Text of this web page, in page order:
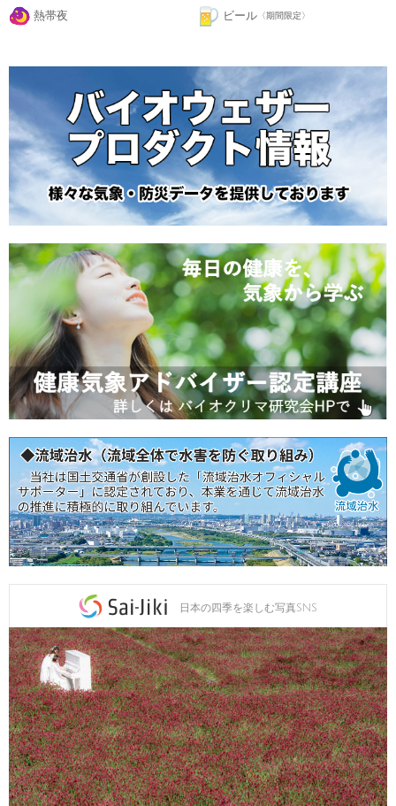
熱帯夜 ビール 〈期間限定〉
日本の四季を楽しむ写真SNS